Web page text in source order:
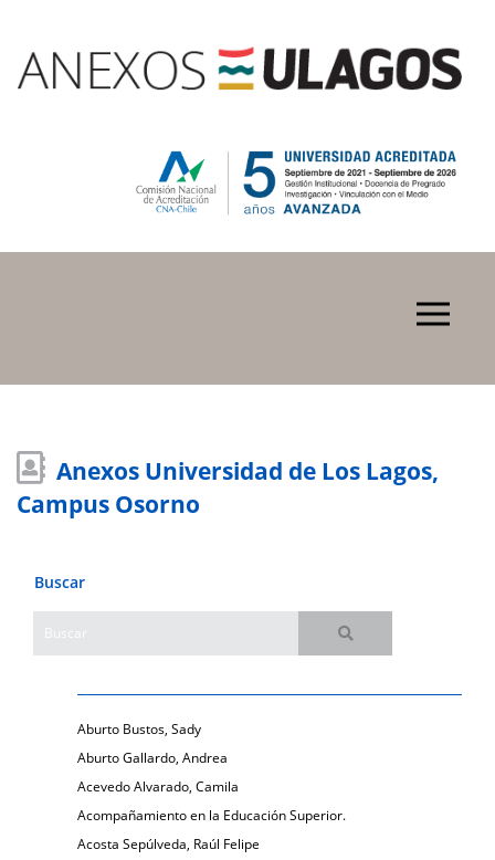
Anexos Universidad de Los Lagos,
Campus Osorno
Buscar
Aburto Bustos, Sady
Aburto Gallardo, Andrea
Acevedo Alvarado, Camila
Acompañamiento en la Educación Superior.
Acosta Sepúlveda, Raúl Felipe